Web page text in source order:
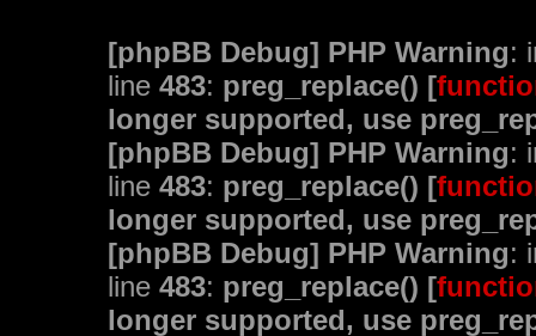
[phpBB Debug] PHP Warning:
line 483: preg_replace() [
longer supported, use
[phpBB Debug] PHP Warning:
line 483: preg_replace() [
longer supported, use
[phpBB Debug] PHP Warning:
line 483: preg_replace() [
longer supported, use